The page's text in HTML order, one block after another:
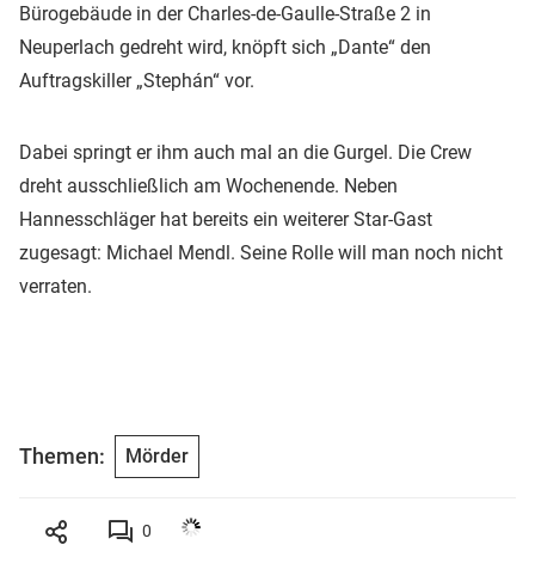
Bürogebäude in der Charles-de-Gaulle-Straße 2 in
Neuperlach gedreht wird, knöpft sich „Dante“ den
Auftragskiller „Stephán“ vor.
Dabei springt er ihm auch mal an die Gurgel. Die Crew
dreht ausschließlich am Wochenende. Neben
Hannesschläger hat bereits ein weiterer Star-Gast
zugesagt: Michael Mendl. Seine Rolle will man noch nicht
verraten.
Themen: Mörder
0